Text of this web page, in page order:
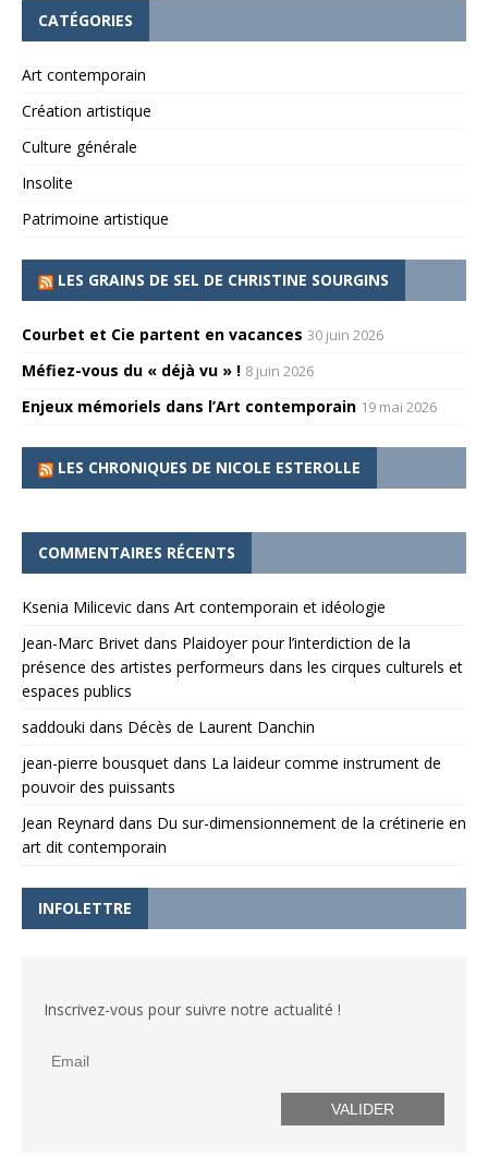
CATÉGORIES
Art contemporain
Création artistique
Culture générale
Insolite
Patrimoine artistique
LES GRAINS DE SEL DE CHRISTINE SOURGINS
Courbet et Cie partent en vacances 30 juin 2026
Méfiez-vous du « déjà vu » ! 8 juin 2026
Enjeux mémoriels dans l’Art contemporain 19 mai 2026
LES CHRONIQUES DE NICOLE ESTEROLLE
COMMENTAIRES RÉCENTS
Ksenia Milicevic dans Art contemporain et idéologie
Jean-Marc Brivet dans Plaidoyer pour l’interdiction de la
présence des artistes performeurs dans les cirques culturels et
espaces publics
saddouki dans Décès de Laurent Danchin
jean-pierre bousquet dans La laideur comme instrument de
pouvoir des puissants
Jean Reynard dans Du sur-dimensionnement de la crétinerie en
art dit contemporain
INFOLETTRE
Inscrivez-vous pour suivre notre actualité !